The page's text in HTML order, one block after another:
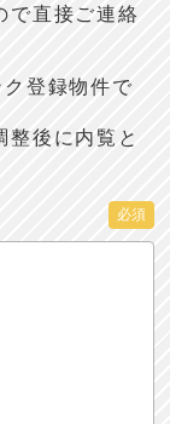
で直接ご連絡
登録物件で
整後に内覧と
必須